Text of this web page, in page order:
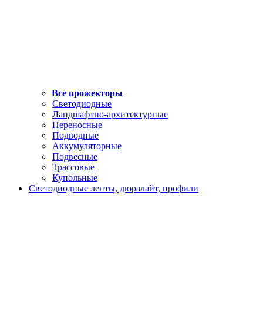
Все прожекторы
Светодиодные
Ландшафтно-архитектурные
Переносные
Подводные
Аккумуляторные
Подвесные
Трассовые
Купольные
Светодиодные ленты, дюралайт, профили